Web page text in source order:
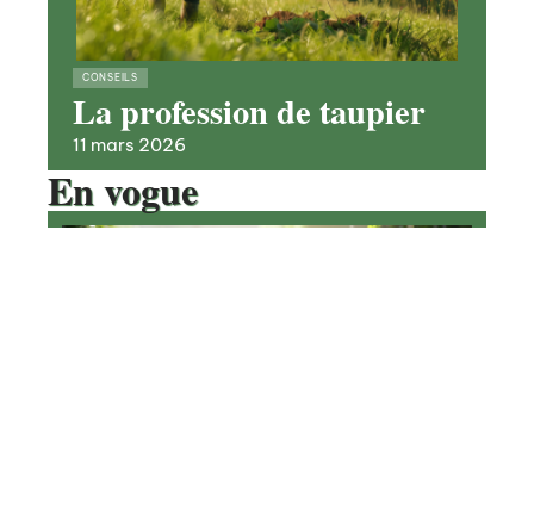
CONSEILS
La profession de taupier
11 mars 2026
En vogue